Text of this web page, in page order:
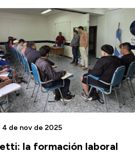
la formación laboral
4 de nov de 2025